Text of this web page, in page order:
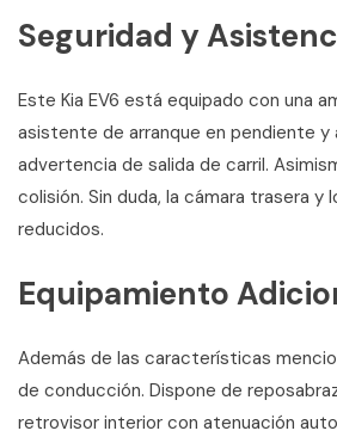
Seguridad y
Este Kia EV6 está equipado con una
asistente de arranque en pendiente
advertencia de salida de carril.
colisión. Sin duda, la cámara trasera
reducidos.
Equipamiento
Además de las características
de conducción. Dispone de
retrovisor interior con atenuación